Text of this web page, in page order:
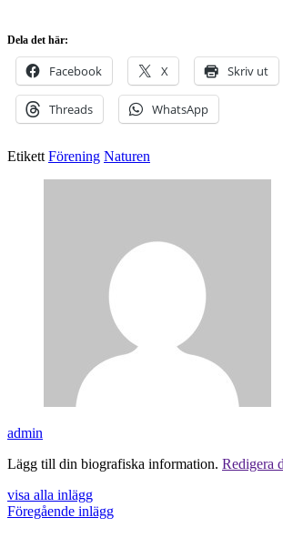
Dela det här:
Facebook X Skriv ut
Threads WhatsApp
Etikett Förening Naturen
admin
Lägg till din biografiska information. Redigera
visa alla inlägg
Föregående inlägg